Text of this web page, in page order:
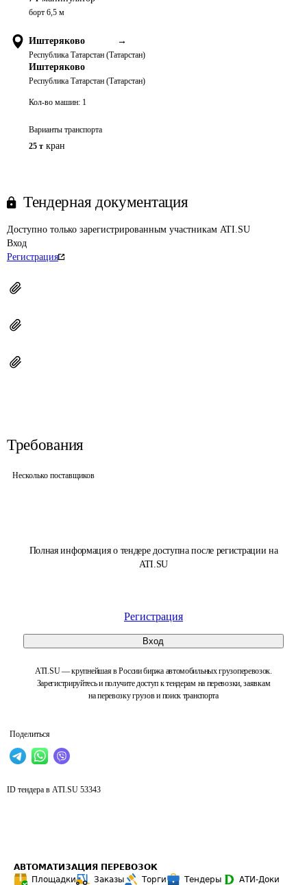
Полная информация о тендере доступна после регистрации на
ATI.SU
Регистрация
Вход
ATI.SU — крупнейшая в России биржа автомобильных грузоперевозок.
Зарегистрируйтесь и получите доступ к тендерам на перевозки, заявкам
на перевозку грузов и поиск транспорта
Поделиться
борт 6,5 м
Иштеряково →
Республика Татарстан (Татарстан)
Иштеряково
Республика Татарстан (Татарстан)
Кол-во машин: 1
Варианты транспорта
25 т кран
Тендерная документация
Доступно только зарегистрированным участникам ATI.SU
Вход
Регистрация
Требования
Несколько поставщиков
ID тендера в ATI.SU 53343
АВТОМАТИЗАЦИЯ ПЕРЕВОЗОК
Площадки
Заказы Торги Тендеры
АТИ-Доки